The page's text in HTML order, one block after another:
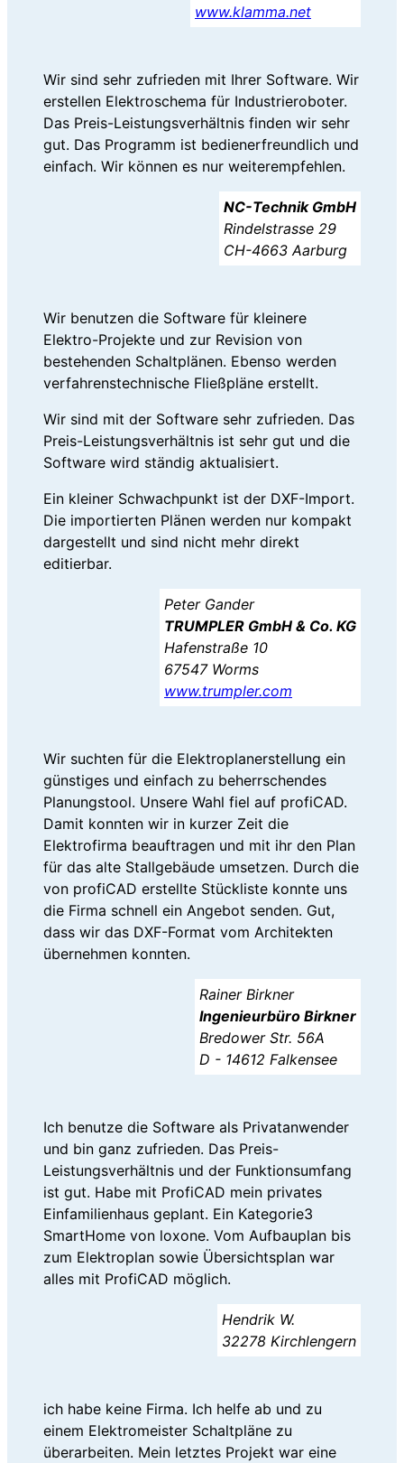
www.klamma.net
Wir sind sehr zufrieden mit Ihrer Software. Wir
erstellen Elektroschema für Industrieroboter.
Das Preis-Leistungsverhältnis finden wir sehr
gut. Das Programm ist bedienerfreundlich und
einfach. Wir können es nur weiterempfehlen.
NC-Technik GmbH
Rindelstrasse 29
CH-4663 Aarburg
Wir benutzen die Software für kleinere
Elektro-Projekte und zur Revision von
bestehenden Schaltplänen. Ebenso werden
verfahrenstechnische Fließpläne erstellt.
Wir sind mit der Software sehr zufrieden. Das
Preis-Leistungsverhältnis ist sehr gut und die
Software wird ständig aktualisiert.
Ein kleiner Schwachpunkt ist der DXF-Import.
Die importierten Plänen werden nur kompakt
dargestellt und sind nicht mehr direkt
editierbar.
Peter Gander
TRUMPLER GmbH & Co. KG
Hafenstraße 10
67547 Worms
www.trumpler.com
Wir suchten für die Elektroplanerstellung ein
günstiges und einfach zu beherrschendes
Planungstool. Unsere Wahl fiel auf profiCAD.
Damit konnten wir in kurzer Zeit die
Elektrofirma beauftragen und mit ihr den Plan
für das alte Stallgebäude umsetzen. Durch die
von profiCAD erstellte Stückliste konnte uns
die Firma schnell ein Angebot senden. Gut,
dass wir das DXF-Format vom Architekten
übernehmen konnten.
Rainer Birkner
Ingenieurbüro Birkner
Bredower Str. 56A
D - 14612 Falkensee
Ich benutze die Software als Privatanwender
und bin ganz zufrieden. Das Preis-
Leistungsverhältnis und der Funktionsumfang
ist gut. Habe mit ProfiCAD mein privates
Einfamilienhaus geplant. Ein Kategorie3
SmartHome von loxone. Vom Aufbauplan bis
zum Elektroplan sowie Übersichtsplan war
alles mit ProfiCAD möglich.
Hendrik W.
32278 Kirchlengern
ich habe keine Firma. Ich helfe ab und zu
einem Elektromeister Schaltpläne zu
überarbeiten. Mein letztes Projekt war eine